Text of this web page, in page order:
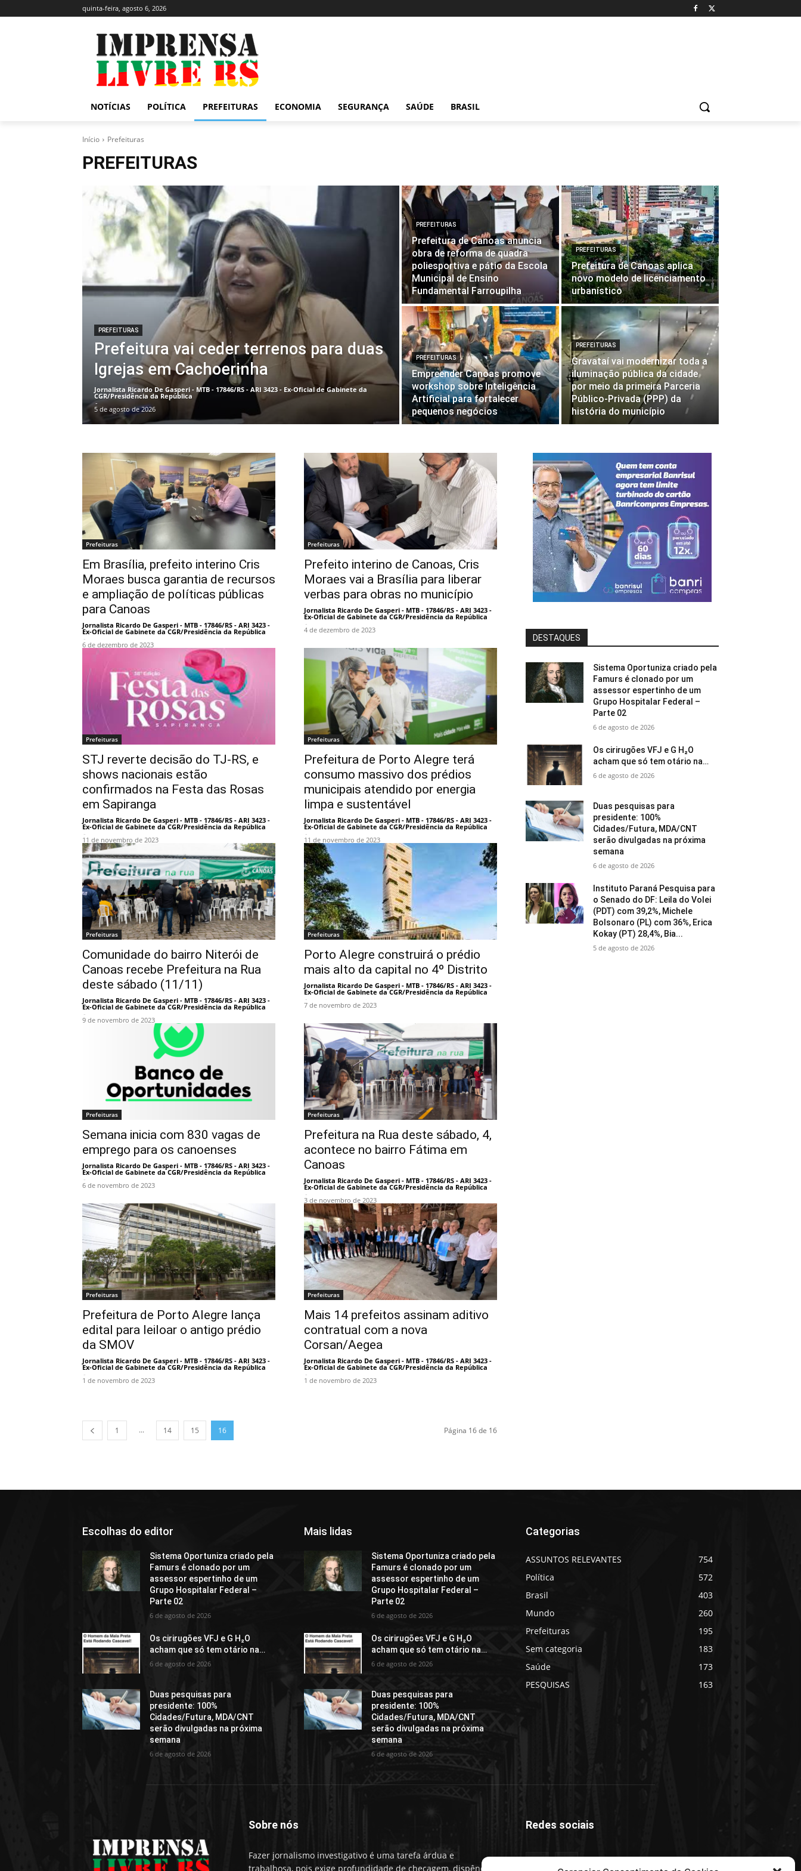
quinta-feira, agosto 6, 2026
NOTÍCIAS POLÍTICA PREFEITURAS ECONOMIA SEGURANÇA SAÚDE BRASIL
Início Prefeituras
PREFEITURAS
PREFEITURAS
Prefeitura vai ceder terrenos para duas
Igrejas em Cachoerinha
Jornalista Ricardo De Gasperi - MTB - 17846/RS - ARI 3423 - Ex-Oficial de Gabinete da
CGR/Presidência da República
-
5 de agosto de 2026
PREFEITURAS
Prefeitura de Canoas anuncia
obra de reforma de quadra
poliesportiva e pátio da Escola
Municipal de Ensino
Fundamental Farroupilha
PREFEITURAS
Prefeitura de Canoas aplica
novo modelo de licenciamento
urbanístico
PREFEITURAS
Empreender Canoas promove
workshop sobre Inteligência
Artificial para fortalecer
pequenos negócios
PREFEITURAS
Gravataí vai modernizar toda a
iluminação pública da cidade
por meio da primeira Parceria
Público-Privada (PPP) da
história do município
Prefeituras
Em Brasília, prefeito interino Cris
Moraes busca garantia de recursos
e ampliação de políticas públicas
para Canoas
Jornalista Ricardo De Gasperi - MTB - 17846/RS - ARI 3423 -
Ex-Oficial de Gabinete da CGR/Presidência da República
-
6 de dezembro de 2023
Prefeituras
Prefeito interino de Canoas, Cris
Moraes vai a Brasília para liberar
verbas para obras no município
Jornalista Ricardo De Gasperi - MTB - 17846/RS - ARI 3423 -
Ex-Oficial de Gabinete da CGR/Presidência da República
-
4 de dezembro de 2023
Prefeituras
STJ reverte decisão do TJ-RS, e
shows nacionais estão
confirmados na Festa das Rosas
em Sapiranga
Jornalista Ricardo De Gasperi - MTB - 17846/RS - ARI 3423 -
Ex-Oficial de Gabinete da CGR/Presidência da República
-
11 de novembro de 2023
Prefeituras
Prefeitura de Porto Alegre terá
consumo massivo dos prédios
municipais atendido por energia
limpa e sustentável
Jornalista Ricardo De Gasperi - MTB - 17846/RS - ARI 3423 -
Ex-Oficial de Gabinete da CGR/Presidência da República
-
11 de novembro de 2023
Prefeituras
Comunidade do bairro Niterói de
Canoas recebe Prefeitura na Rua
deste sábado (11/11)
Jornalista Ricardo De Gasperi - MTB - 17846/RS - ARI 3423 -
Ex-Oficial de Gabinete da CGR/Presidência da República
-
9 de novembro de 2023
Prefeituras
Porto Alegre construirá o prédio
mais alto da capital no 4º Distrito
Jornalista Ricardo De Gasperi - MTB - 17846/RS - ARI 3423 -
Ex-Oficial de Gabinete da CGR/Presidência da República
-
7 de novembro de 2023
Prefeituras
Semana inicia com 830 vagas de
emprego para os canoenses
Jornalista Ricardo De Gasperi - MTB - 17846/RS - ARI 3423 -
Ex-Oficial de Gabinete da CGR/Presidência da República
-
6 de novembro de 2023
Prefeituras
Prefeitura na Rua deste sábado, 4,
acontece no bairro Fátima em
Canoas
Jornalista Ricardo De Gasperi - MTB - 17846/RS - ARI 3423 -
Ex-Oficial de Gabinete da CGR/Presidência da República
-
3 de novembro de 2023
Prefeituras
Prefeitura de Porto Alegre lança
edital para leiloar o antigo prédio
da SMOV
Jornalista Ricardo De Gasperi - MTB - 17846/RS - ARI 3423 -
Ex-Oficial de Gabinete da CGR/Presidência da República
-
1 de novembro de 2023
Prefeituras
Mais 14 prefeitos assinam aditivo
contratual com a nova
Corsan/Aegea
Jornalista Ricardo De Gasperi - MTB - 17846/RS - ARI 3423 -
Ex-Oficial de Gabinete da CGR/Presidência da República
-
1 de novembro de 2023
1 ... 14 15 16 Página 16 de 16
DESTAQUES
Sistema Oportuniza criado pela
Famurs é clonado por um
assessor espertinho de um
Grupo Hospitalar Federal –
Parte 02
6 de agosto de 2026
Os cirirugões VFJ e G H₂O
acham que só tem otário na…
6 de agosto de 2026
Duas pesquisas para
presidente: 100%
Cidades/Futura, MDA/CNT
serão divulgadas na próxima
semana
6 de agosto de 2026
Instituto Paraná Pesquisa para
o Senado do DF: Leila do Volei
(PDT) com 39,2%, Michele
Bolsonaro (PL) com 36%, Erica
Kokay (PT) 28,4%, Bia...
5 de agosto de 2026
Escolhas do editor
Sistema Oportuniza criado pela
Famurs é clonado por um
assessor espertinho de um
Grupo Hospitalar Federal –
Parte 02
6 de agosto de 2026
Os cirirugões VFJ e G H₂O
acham que só tem otário na…
6 de agosto de 2026
Duas pesquisas para
presidente: 100%
Cidades/Futura, MDA/CNT
serão divulgadas na próxima
semana
6 de agosto de 2026
Mais lidas
Sistema Oportuniza criado pela
Famurs é clonado por um
assessor espertinho de um
Grupo Hospitalar Federal –
Parte 02
6 de agosto de 2026
Os cirirugões VFJ e G H₂O
acham que só tem otário na…
6 de agosto de 2026
Duas pesquisas para
presidente: 100%
Cidades/Futura, MDA/CNT
serão divulgadas na próxima
semana
6 de agosto de 2026
Categorias
ASSUNTOS RELEVANTES
754
Política
572
Brasil
403
Mundo
260
Prefeituras
195
Sem categoria
183
Saúde
173
PESQUISAS
163
Sobre nós
Fazer jornalismo investigativo é uma tarefa árdua e
trabalhosa, pois exige profundidade de checagem, dispêndio
Redes sociais